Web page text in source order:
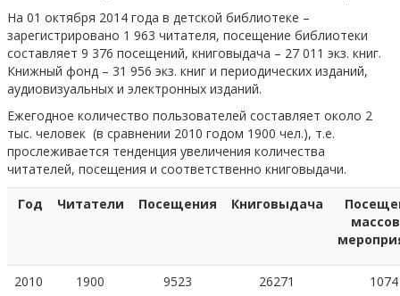
На 01 октября 2014 года в детской библиотеке –
зарегистрировано 1 963 читателя, посещение библиотеки
составляет 9 376 посещений, книговыдача – 27 011 экз. книг.
Книжный фонд – 31 956 экз. книг и периодических изданий,
аудиовизуальных и электронных изданий.
Ежегодное количество пользователей составляет около 2
тыс. человек (в сравнении 2010 годом 1900 чел.), т.е.
прослеживается тенденция увеличения количества
читателей, посещения и соответственно книговыдачи.
Год Читатели Посещения Книговыдача
2010 1900 9523 26271 1074